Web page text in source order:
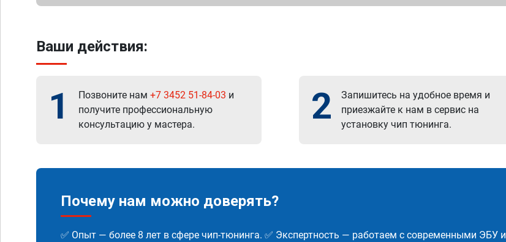
Ваши действия:
1 Позвоните нам +7 3452 51-84-03 и
получите профессиональную
консультацию у мастера.
2
Запишитесь на удобное время и
приезжайте к нам в сервис на
установку чип тюнинга.
Почему нам можно доверять?
✅ Опыт — более 8 лет в сфере чип-тюнинга. ✅ Экспертность — работаем с современными ЭБУ и